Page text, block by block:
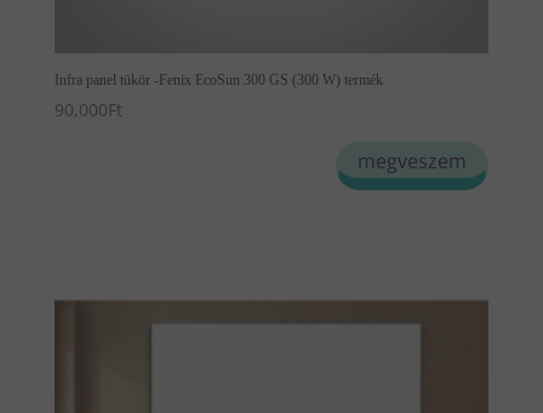
Infra panel tükör -Fenix EcoSun 300 GS (300 W) termék
90,000Ft
megveszem